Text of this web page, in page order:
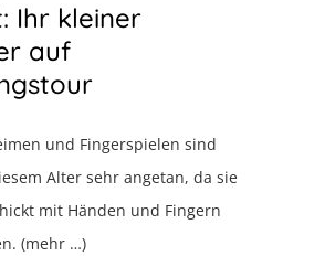
Ihr kleiner
auf
und Fingerspielen sind
Alter sehr angetan, da sie
mit Händen und Fingern
(mehr …)